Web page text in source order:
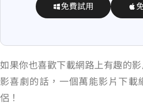
免費試用
如果你也喜歡下載網路上有趣的
影喜劇的話，一個萬能影片下載
侶！